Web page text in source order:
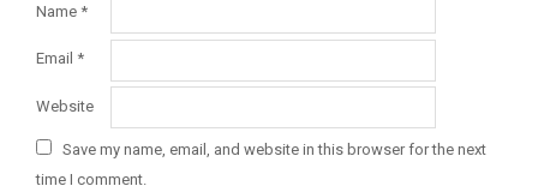
Name *
Email *
Website
Save my name, email, and website in this browser for the next
time I comment.